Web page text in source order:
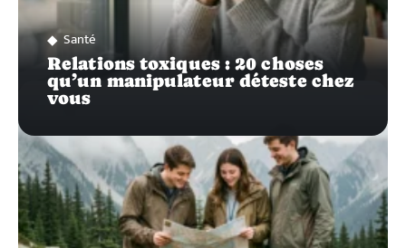
Santé
Relations toxiques : 20 choses
qu’un manipulateur déteste chez
vous